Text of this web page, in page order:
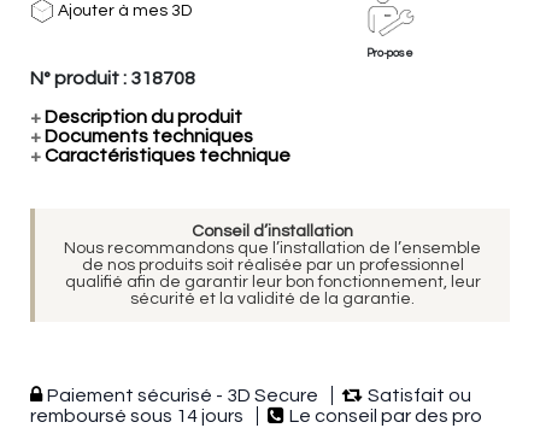
Ajouter à mes 3D
Pro-pose
N° produit : 318708
+ Description du produit
+ Documents techniques
+Caractéristiques technique
Conseil d’installation
Nous recommandons que l’installation de l’ensemble
de nos produits soit réalisée par un professionnel
qualifié afin de garantir leur bon fonctionnement, leur
sécurité et la validité de la garantie.
Paiement sécurisé - 3D Secure
Satisfait ou
remboursé sous 14 jours
Le conseil par des pro